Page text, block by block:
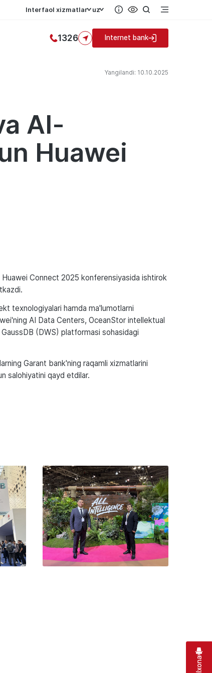
Interfaol xizmatlar uz
1326 Internet bank
Yangilandi: 10.10.2025
AI-
Huawei
Huawei Connect 2025 konferensiyasida ishtirok
texnologiyalari hamda ma'lumotlarni
AI Data Centers, OceanStor intellektual
(DWS) platformasi sohasidagi
Garant bank'ning raqamli xizmatlarini
salohiyatini qayd etdilar.